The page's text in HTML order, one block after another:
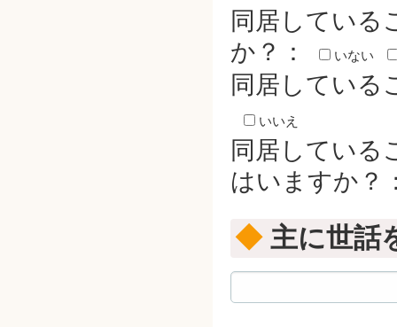
同居している
か？：
いない
同居している
いいえ
同居している
はいますか？
◆主に世話